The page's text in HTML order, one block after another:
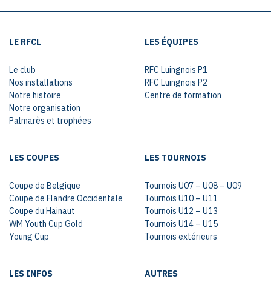
LE RFCL
Le club
Nos installations
Notre histoire
Notre organisation
Palmarès et trophées
LES ÉQUIPES
RFC Luingnois P1
RFC Luingnois P2
Centre de formation
LES COUPES
Coupe de Belgique
Coupe de Flandre Occidentale
Coupe du Hainaut
WM Youth Cup Gold
Young Cup
LES TOURNOIS
Tournois U07 – U08 – U09
Tournois U10 – U11
Tournois U12 – U13
Tournois U14 – U15
Tournois extérieurs
LES INFOS AUTRES